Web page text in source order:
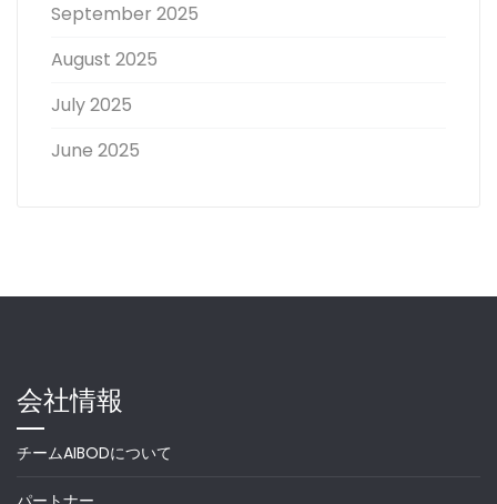
September 2025
August 2025
July 2025
June 2025
会社情報
チームAIBODについて